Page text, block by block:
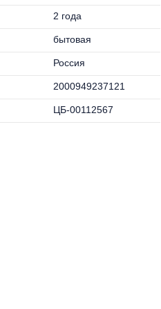
2 года
бытовая
Россия
2000949237121
ЦБ-00112567